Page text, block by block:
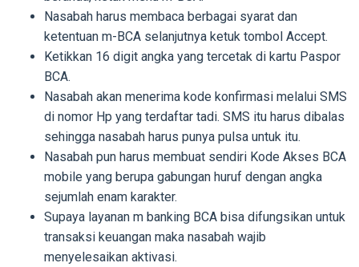
Nasabah harus membaca berbagai syarat dan
ketentuan m-BCA selanjutnya ketuk tombol Accept.
Ketikkan 16 digit angka yang tercetak di kartu Paspor
BCA.
Nasabah akan menerima kode konfirmasi melalui SMS
di nomor Hp yang terdaftar tadi. SMS itu harus dibalas
sehingga nasabah harus punya pulsa untuk itu.
Nasabah pun harus membuat sendiri Kode Akses BCA
mobile yang berupa gabungan huruf dengan angka
sejumlah enam karakter.
Supaya layanan m banking BCA bisa difungsikan untuk
transaksi keuangan maka nasabah wajib
menyelesaikan aktivasi.